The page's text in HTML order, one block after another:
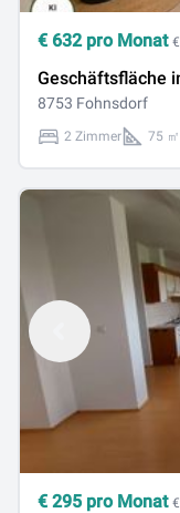
€ 632pro Monat
Geschäftsfläche
8753 Fohnsdorf
2 Zimmer 75 ㎡
€ 295 pro Monat